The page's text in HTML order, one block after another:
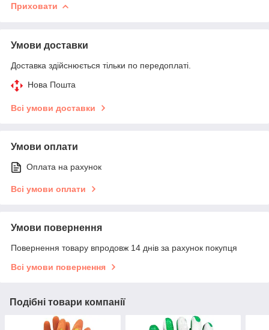
Приховати
Умови доставки
Доставка здійснюється тільки по передоплаті.
Нова Пошта
Всі умови доставки
Умови оплати
Оплата на рахунок
Всі умови оплати
Умови повернення
Повернення товару впродовж 14 днів за рахунок покупця
Всі умови повернення
Подібні товари компанії